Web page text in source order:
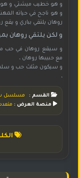
و هو خطيب ميشتي و هو
و هو ناجح في حياته
روهان يلتقي بباري و
و لكن يلتقي روهان
و سيقع روهان في حب
مع حبيبها روهان ،
و سيكون مثلث حب و
،
القسم :
مسلسل
منصة العرض :